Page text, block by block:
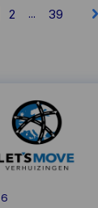
2 ... 39